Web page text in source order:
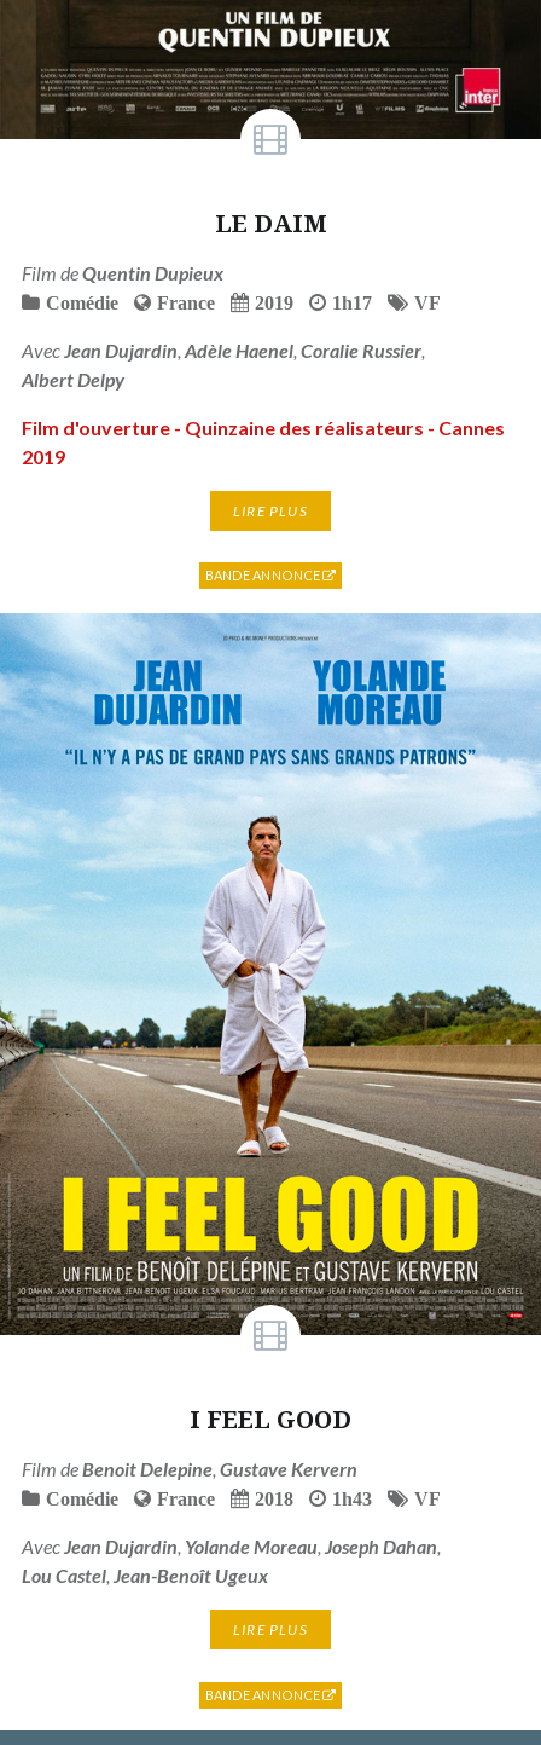
LE DAIM
Film deQuentin Dupieux
Comédie France 2019 1h17 VF
AvecJean Dujardin, Adèle Haenel, Coralie Russier,
Albert Delpy
Film d'ouverture - Quinzaine des réalisateurs - Cannes
2019
LIRE PLUS
BANDE ANNONCE
I FEEL GOOD
Film deBenoit Delepine, Gustave Kervern
Comédie France 2018 1h43 VF
AvecJean Dujardin, Yolande Moreau, Joseph Dahan,
Lou Castel, Jean-Benoît Ugeux
LIRE PLUS
BANDE ANNONCE